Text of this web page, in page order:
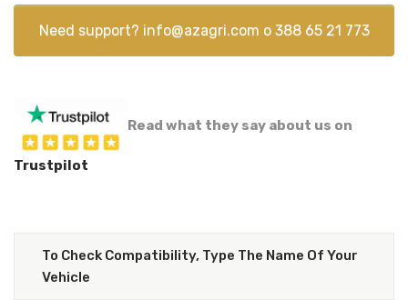
Need support? info@azagri.com o 388 65 21 773
Read what they say about us on
Trustpilot
To Check Compatibility, Type The Name Of Your
Vehicle